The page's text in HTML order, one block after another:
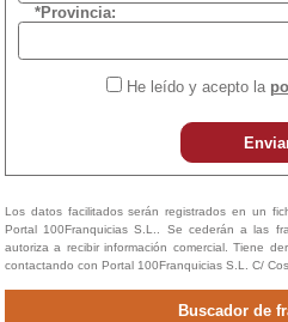
*Provincia:
He leído y acepto la
Los datos facilitados serán registrados en un
Portal 100Franquicias S.L.. Se cederán a las
autoriza a recibir información comercial. Tiene
contactando con Portal 100Franquicias S.L. C/
Buscador de